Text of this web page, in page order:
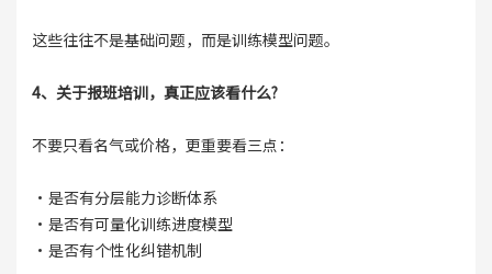
这些往往不是基础问题，而是训练模型问题。
4、关于报班培训，真正应该看什么?
不要只看名气或价格，更重要看三点：
·是否有分层能力诊断体系
·是否有可量化训练进度模型
·是否有个性化纠错机制